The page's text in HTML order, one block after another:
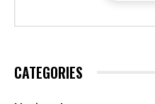
CATEGORIES